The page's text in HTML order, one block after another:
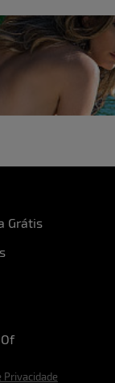
Grátis
Privacidade